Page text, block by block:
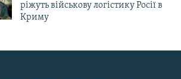
ріжуть військову логістику Росії в
Криму